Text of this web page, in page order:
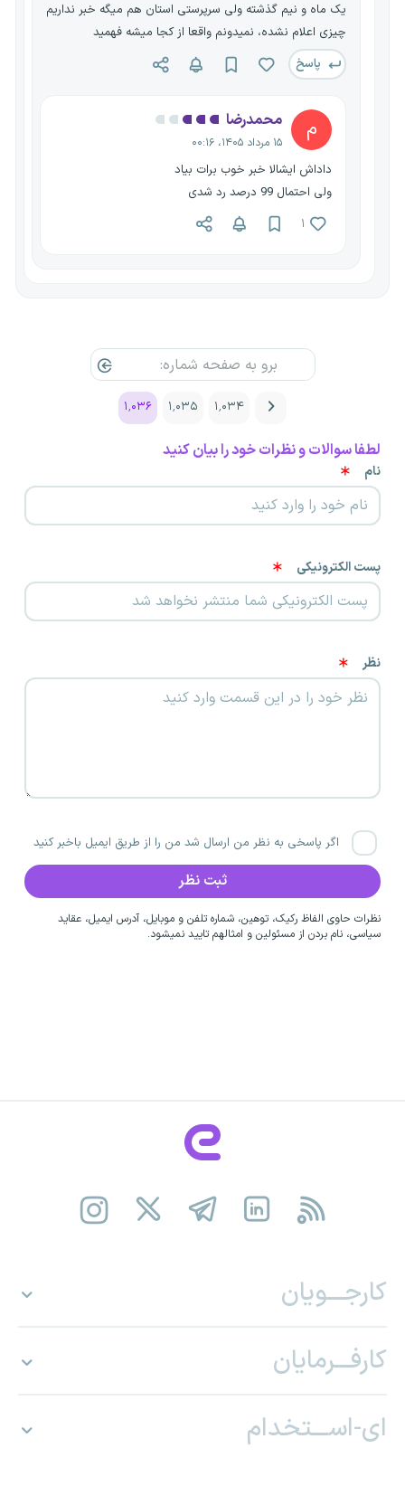
یک ماه و نیم گذشته ولی سرپرستی استان هم میگه خبر نداریم
چیزی اعلام نشده، نمیدونم واقعا از کجا میشه فهمید
پاسخ
م محمدرضا
۱۵ مرداد ۱۴۰۵، ۰۰:۱۶
داداش ایشالا خبر خوب برات بیاد
ولی احتمال 99 درصد رد شدی
۱
۱٬۰۳۴ ۱٬۰۳۵ ۱٬۰۳۶
لطفا سوالات و نظرات خود را بیان کنید
نام
پست الکترونیکی
نظر
اگر پاسخی به نظر من ارسال شد من را از طریق ایمیل باخبر کنید
نظرات حاوی الفاظ رکیک، توهین، شماره تلفن و موبایل، آدرس ایمیل، عقاید
سیاسی، نام بردن از مسئولین و امثالهم تایید نمیشود.
کارجـــویان
کارفـــرمایان
ای-اســـتخدام